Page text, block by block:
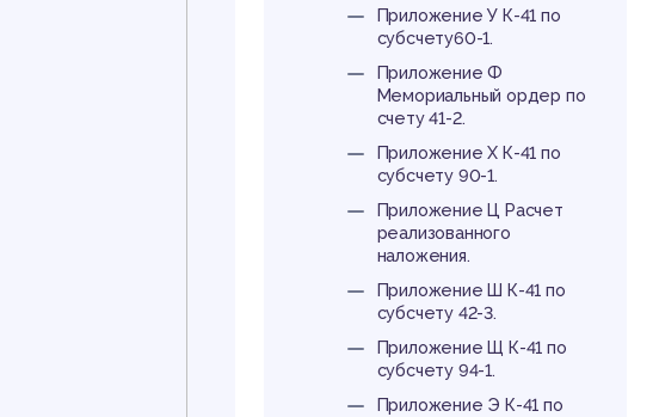
Приложение У К-41 по
субсчету60-1.
Приложение Ф
Мемориальный ордер по
счету 41-2.
Приложение Х К-41 по
субсчету 90-1.
Приложение Ц Расчет
реализованного
наложения.
Приложение Ш К-41 по
субсчету 42-3.
Приложение Щ К-41 по
субсчету 94-1.
Приложение Э К-41 по